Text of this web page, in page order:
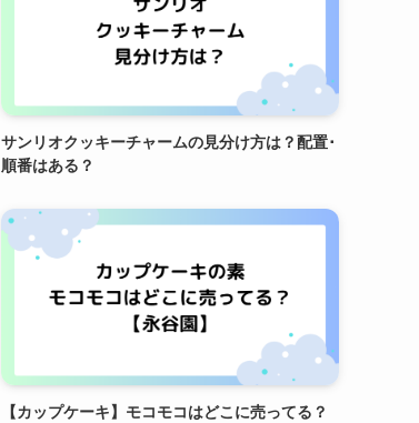
サンリオクッキーチャームの見分け方は？配置･
順番はある？
【カップケーキ】モコモコはどこに売ってる？